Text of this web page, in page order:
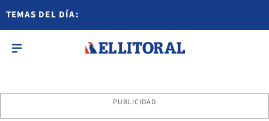
TEMAS DEL DÍA:
PUBLICIDAD